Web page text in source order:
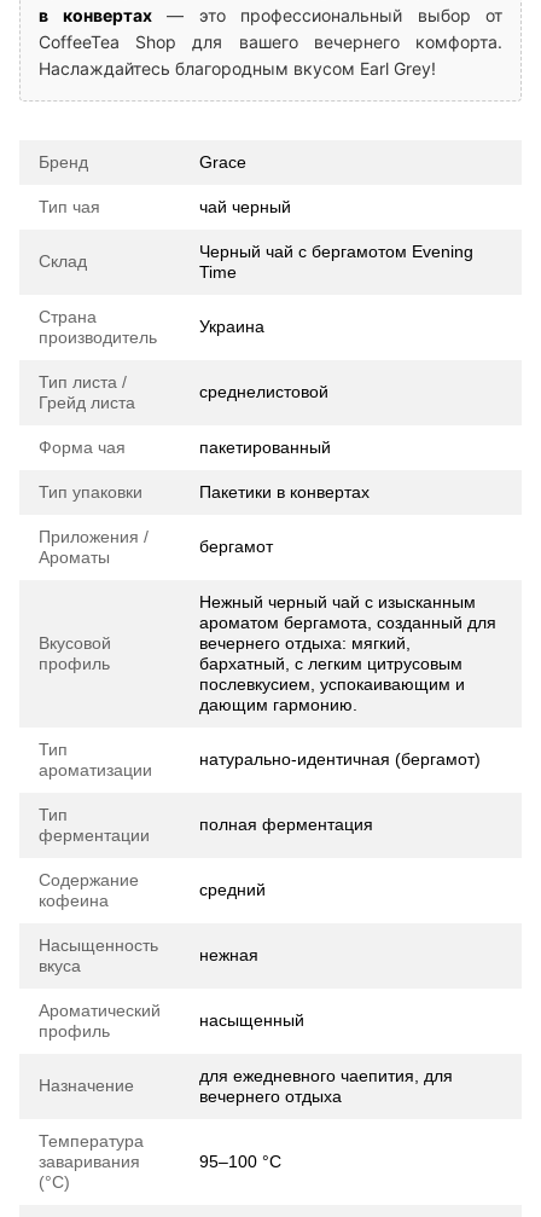
в конвертах— это профессиональный выбор от
CoffeeTea Shop для вашего вечернего комфорта.
Наслаждайтесь благородным вкусом Earl Grey!
Бренд Grace
Тип чая чай черный
Склад
Черный чай с бергамотом Evening
Time
Страна
производитель
Украина
Тип листа /
Грейд листа
среднелистовой
Форма чая пакетированный
Тип упаковки Пакетики в конвертах
Приложения /
Ароматы
бергамот
Вкусовой
профиль
Нежный черный чай с изысканным
ароматом бергамота, созданный для
вечернего отдыха: мягкий,
бархатный, с легким цитрусовым
послевкусием, успокаивающим и
дающим гармонию.
Тип
ароматизации
натурально-идентичная (бергамот)
Тип
ферментации
полная ферментация
Содержание
кофеина
средний
Насыщенность
вкуса
нежная
Ароматический
профиль
насыщенный
Назначение
для ежедневного чаепития, для
вечернего отдыха
Температура
заваривания
(°C)
95–100 °C